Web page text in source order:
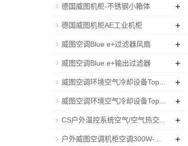
德国威图机柜-不锈钢小箱体 +
德国威图机柜AE工业机柜 +
威图空调Blue e+过滤器风扇 +
威图空调Blue e+输出过滤器 +
威图空调环境空气冷却设备Top... +
威图空调环境空气冷却设备Top... +
CS户外温控系统空气/空气热交... +
户外威图空调机柜空调300W-... +